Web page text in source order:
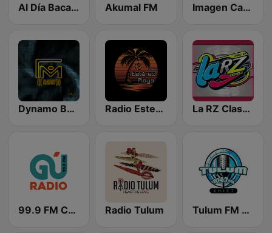
Al Día Bacalar Akumal FM Imagen Cancún 90.7 FM
Dynamo Baja Radio Radio Estereo Playa La RZ Classics
99.9 FM Cancún Radio Tulum Tulum FM 104.7